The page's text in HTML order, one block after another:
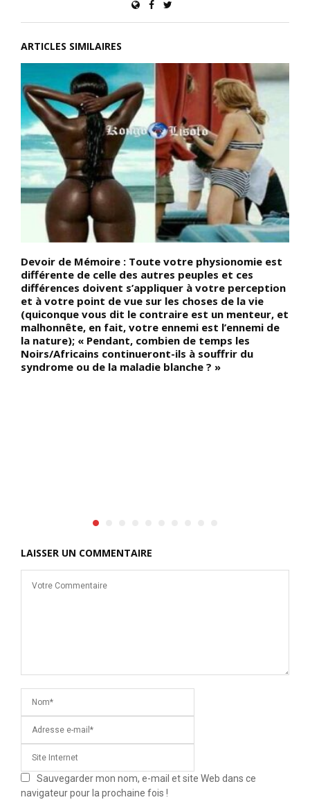
ARTICLES SIMILAIRES
Devoir de Mémoire : Toute votre physionomie est
différente de celle des autres peuples et ces
différences doivent s’appliquer à votre perception
et à votre point de vue sur les choses de la vie
(quiconque vous dit le contraire est un menteur, et
malhonnête, en fait, votre ennemi est l’ennemi de
la nature); « Pendant, combien de temps les
Noirs/Africains continueront-ils à souffrir du
syndrome ou de la maladie blanche ? »
LAISSER UN COMMENTAIRE
Sauvegarder mon nom, e-mail et site Web dans ce
navigateur pour la prochaine fois !